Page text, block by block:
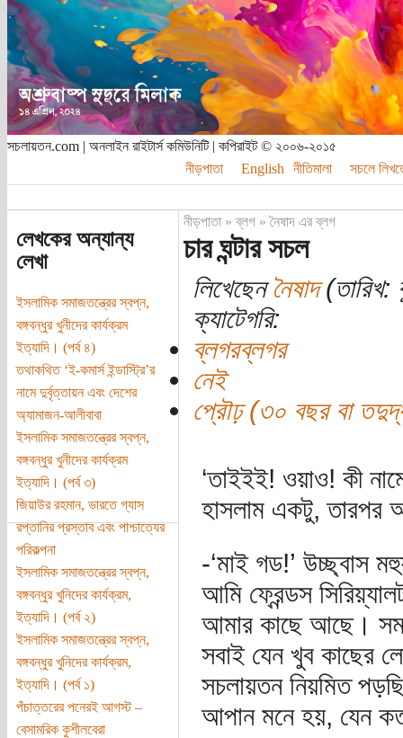
সচলায়তন.com | অনলাইন রাইটার্স কমিউনিটি | কপিরাইট © ২০০৬-২০১৫
নীড়পাতা
English নীতিমালা সচলে
লেখকের অন্যান্য
লেখা
ইসলামিক সমাজতন্ত্রের স্বপ্ন,
বঙ্গবন্ধুর খুনীদের কার্যক্রম
ইত্যাদি। (পর্ব ৪)
তথাকথিত ‘ই-কমার্স ইন্ডাস্ট্রি’র
নামে দুর্বৃত্তায়ন এবং দেশের
অ্যামাজন-আলীবাবা
ইসলামিক সমাজতন্ত্রের স্বপ্ন,
বঙ্গবন্ধুর খুনীদের কার্যক্রম
ইত্যাদি। (পর্ব ৩)
জিয়াউর রহমান, ভারতে গ্যাস
রপ্তানির প্রস্তাব এবং পাশ্চাত্যের
পরিকল্পনা
ইসলামিক সমাজতন্ত্রের স্বপ্ন,
বঙ্গবন্ধুর খুনিদের কার্যক্রম,
ইত্যাদি। (পর্ব ২)
ইসলামিক সমাজতন্ত্রের স্বপ্ন,
বঙ্গবন্ধুর খুনিদের কার্যক্রম,
ইত্যাদি। (পর্ব ১)
পঁচাত্তরের পনেরই আগস্ট –
বেসামরিক কুশীলবেরা
নীড়পাতা»ব্লগ»নৈষাদ এর ব্লগ
চার ঘন্টার সচল
লিখেছেননৈষাদ(তারিখ:
ক্যাটেগরি:
ব্লগরব্লগর
নেই
প্রৌঢ় (৩০ বছর বা
‘তাইইই! ওয়াও! কী
হাসলাম একটু, তারপর
-‘মাই গড!’ উচ্ছ্বাস
আমি ফ্রেন্ডস
আমার কাছে আছে।
সবাই যেন খুব কাছের
সচলায়তন নিয়মিত
আপান মনে হয়, যেন কত